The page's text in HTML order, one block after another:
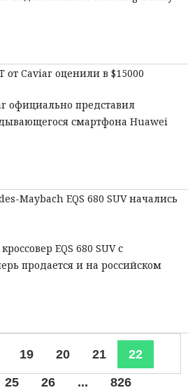
от Caviar оценили в $15000
официально представил
смартфона Huawei
Maybach EQS 680 SUV начались
EQS 680 SUV с
продается и на российском
19 20 21
22
25 26 ... 826